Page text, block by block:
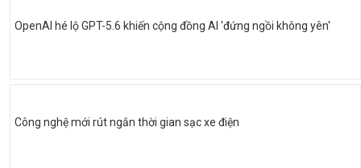
OpenAI hé lộ GPT-5.6 khiến cộng đồng AI 'đứng ngồi không yên'
Công nghệ mới rút ngắn thời gian sạc xe điện